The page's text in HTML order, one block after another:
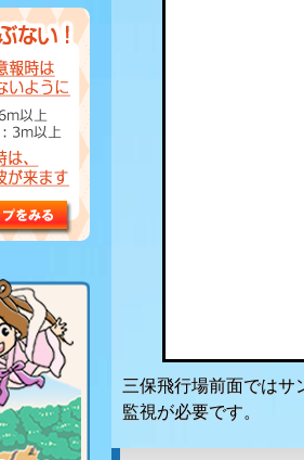
三保飛行場前面ではサ
監視が必要です。